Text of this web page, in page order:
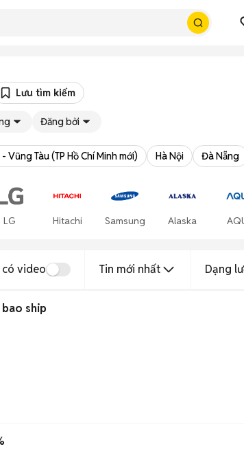
Lưu tìm kiếm
Đăng bởi
- Vũng Tàu (TP Hồ Chí Minh mới) Hà Nội Đà Nẵng
LG Hitachi Samsung Alaska
có video Tin mới nhất Dạng
bao ship